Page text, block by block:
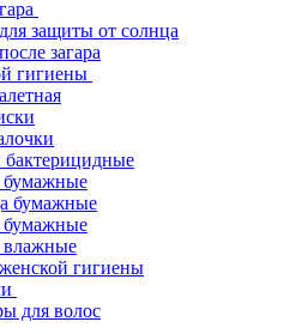
защиты от солнца
загара
гигиены
бумажные
бумажные
бумажные
влажные
гигиены
для волос